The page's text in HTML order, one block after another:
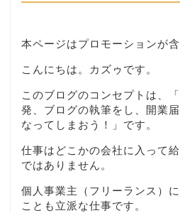
本ページはプロモーションが
こんにちは。カズゥです。
このブログのコンセプトは、
発、ブログの執筆をし、開業
なってしまおう！」です。
仕事はどこかの会社に入って
ではありません。
個人事業主（フリーランス）
ことも立派な仕事です。